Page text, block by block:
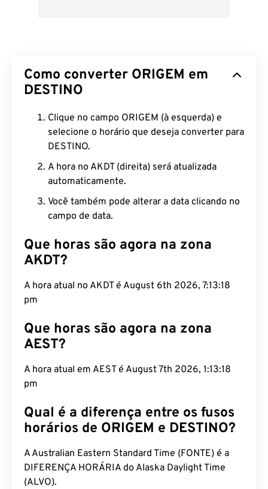
Como converter ORIGEM em
DESTINO
Clique no campo ORIGEM (à esquerda) e
selecione o horário que deseja converter para
DESTINO.
A hora no AKDT (direita) será atualizada
automaticamente.
Você também pode alterar a data clicando no
campo de data.
Que horas são agora na zona
AKDT?
A hora atual no AKDT é August 6th 2026, 7:13:19
pm
Que horas são agora na zona
AEST?
A hora atual em AEST é August 7th 2026, 1:13:19
pm
Qual é a diferença entre os fusos
horários de ORIGEM e DESTINO?
A Australian Eastern Standard Time (FONTE) é a
DIFERENÇA HORÁRIA do Alaska Daylight Time
(ALVO).